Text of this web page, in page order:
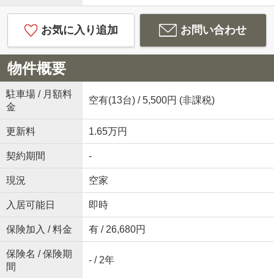
お気に入り追加 お問い合わせ
物件概要
駐車場 / 月額料
金
空有(13台) / 5,500円 (非課税)
更新料 1.65万円
契約期間 -
現況 空家
入居可能日 即時
保険加入 / 料金 有 / 26,680円
保険名 / 保険期
間
- / 2年